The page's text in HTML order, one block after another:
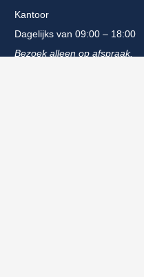
Kantoor
Dagelijks van 09:00 – 18:00
Bezoek alleen op afspraak.